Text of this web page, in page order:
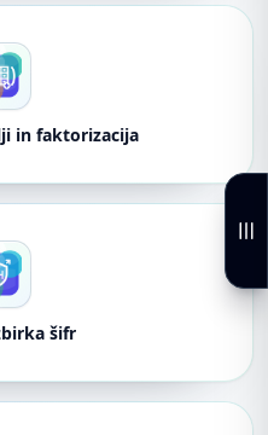
in faktorizacija
šifr